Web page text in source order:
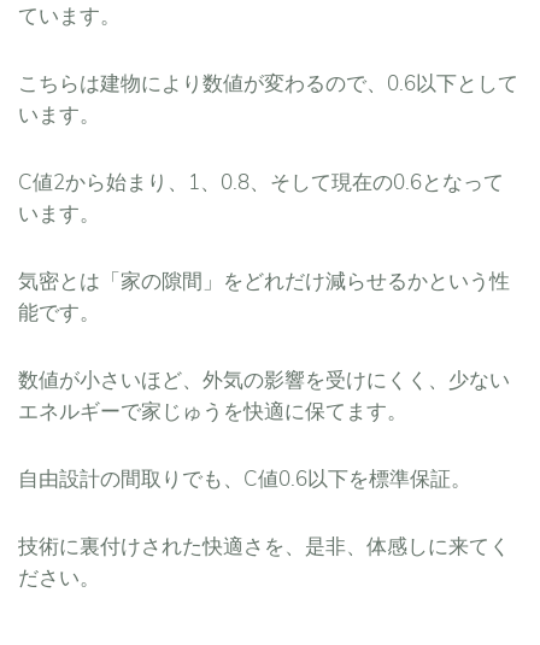
ています。
こちらは建物により数値が変わるので、0.6以下として
います。
C値2から始まり、1、0.8、そして現在の0.6となって
います。
気密とは「家の隙間」をどれだけ減らせるかという性
能です。
数値が小さいほど、外気の影響を受けにくく、少ない
エネルギーで家じゅうを快適に保てます。
自由設計の間取りでも、C値0.6以下を標準保証。
技術に裏付けされた快適さを、是非、体感しに来てく
ださい。